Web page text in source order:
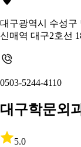
대구광역시 수성구
신매역 대구2호선
0503-5244-4110
대구학문외
5.0